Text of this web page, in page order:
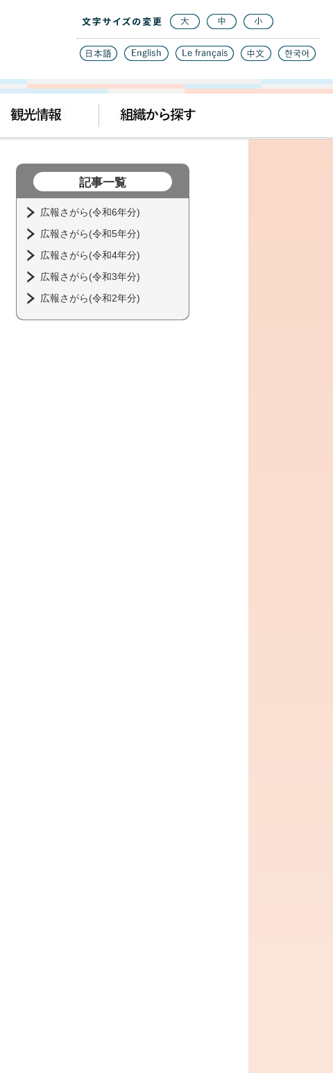
記事一覧
広報さがら(令和6年分)
広報さがら(令和5年分)
広報さがら(令和4年分)
広報さがら(令和3年分)
広報さがら(令和2年分)